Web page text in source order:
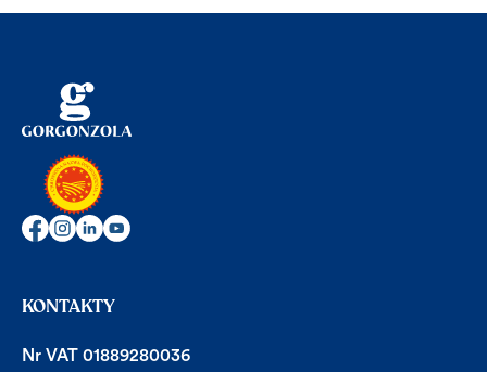
KONTAKTY
Nr VAT 01889280036